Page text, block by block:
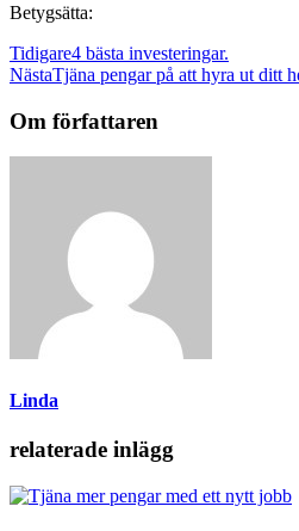
Betygsätta:
Tidigare4 bästa investeringar.
NästaTjäna pengar på att hyra ut ditt
Om författaren
Linda
relaterade inlägg